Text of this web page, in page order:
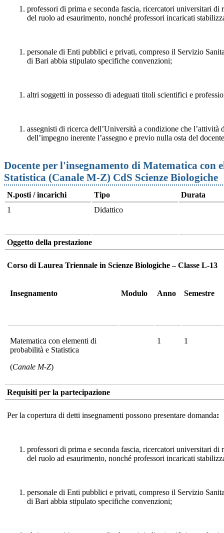
professori di prima e seconda fascia, ricercatori universitari di
del ruolo ad esaurimento, nonché professori incaricati
personale di Enti pubblici e privati, compreso il Servizio
di Bari abbia stipulato specifiche convenzioni;
altri soggetti in possesso di adeguati titoli scientifici e
assegnisti di ricerca dell’Università a condizione che l’attività
dell’impegno inerente l’assegno e previo nulla osta del
Docente per l'insegnamento di Matematica con
Statistica (Canale M-Z) CdS Scienze Biologiche
N.posti / incarichi Tipo
Durata
1
Didattico
Oggetto della prestazione
Corso di Laurea Triennale in Scienze Biologiche – Classe L-13
Insegnamento Modulo Anno Semestre
Matematica con elementi di
probabilità e Statistica
(Canale M-Z)
1 1
Requisiti per la partecipazione
Per la copertura di detti insegnamenti possono presentare domanda:
professori di prima e seconda fascia, ricercatori universitari di
del ruolo ad esaurimento, nonché professori incaricati
personale di Enti pubblici e privati, compreso il Servizio
di Bari abbia stipulato specifiche convenzioni;